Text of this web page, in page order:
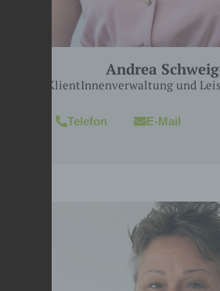
Andrea
KlientInnenverwaltung und
Telefon E-Mail